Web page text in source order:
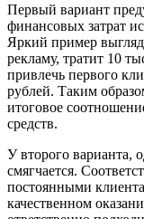
Первый вариант
финансовых затрат
Яркий пример
рекламу, тратит 10
привлечь первого
рублей. Таким
итоговое
средств.
У второго варианта,
смягчается.
постоянными
качественном